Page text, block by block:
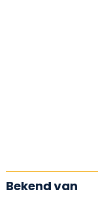
Bekend van